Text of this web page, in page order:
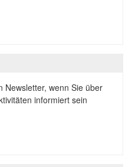
Newsletter, wenn Sie über
informiert sein